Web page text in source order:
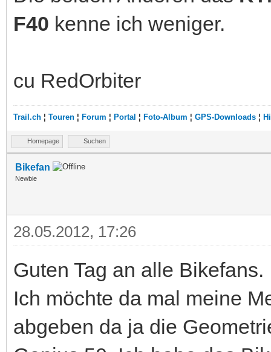
F40 kenne ich weniger.
cu RedOrbiter
Trail.ch ¦ Touren ¦ Forum ¦ Portal ¦ Foto-Album ¦ GPS-Downloads ¦
Homepage Suchen
Bikefan
Newbie
28.05.2012, 17:26
Guten Tag an alle Bikefans.
Ich möchte da mal meine
abgeben da ja die